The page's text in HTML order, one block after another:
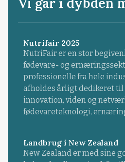
Nutrifair 2025
NutriFair er en stor
fødevare- og
professionelle fra hele
afholdes årligt dedikeret til
innovation, viden og
fødevareteknologi,
Landbrug i New Zealand
New Zealand er med sine